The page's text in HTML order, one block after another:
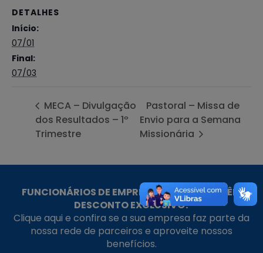
DETALHES
Início:
07/01
Final:
07/03
MECA – Divulgação
dos Resultados – 1º
Trimestre
Pastoral – Missa de
Envio para a Semana
Missionária
FUNCIONÁRIOS DE EMPRESAS PARCEIRAS TÊM
DESCONTO EXCLUSIVO!
Clique aqui e confira se a sua empresa faz parte da
nossa rede de parceiros e aproveite nossos
benefícios.